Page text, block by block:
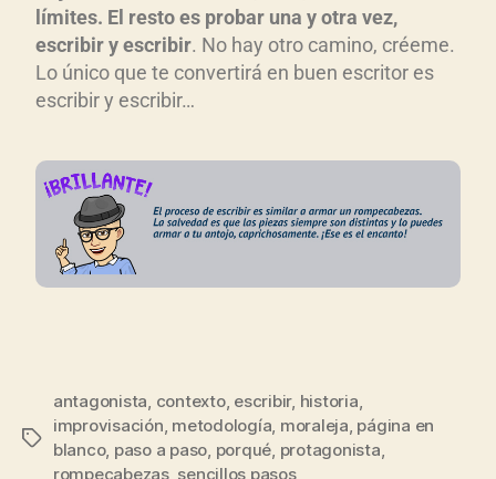
límites. El resto es probar una y otra vez,
escribir y escribir. No hay otro camino, créeme.
Lo único que te convertirá en buen escritor es
escribir y escribir…
antagonista, contexto, escribir, historia,
improvisación, metodología, moraleja, página en
blanco, paso a paso, porqué, protagonista,
rompecabezas, sencillos pasos